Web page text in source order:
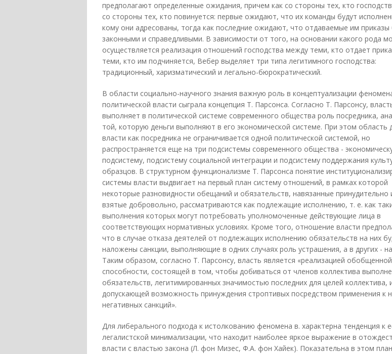
предполагают определенные ожидания, причем как со стороны тех, кто
со стороны тех, кто повинуется: первые ожидают, что их команды будут
кому они адресованы, тогда как последние ожидают, что отдаваемые им приказы
законными и справедливыми. В зависимости от того, на основании какого рода
осуществляется реализация отношений господства между теми, кто отдает
теми, кто им подчиняется, Вебер выделяет три типа легитимного господства:
традиционный, харизматический и легально-бюрократический.
В области социально-научного знания важную роль в концептуализации
политической власти сыграла концепция Т. Парсонса. Согласно Т. Парсонсу,
выполняет в политической системе современного общества роль посредника,
той, которую деньги выполняют в его экономической системе. При этом область
власти как посредника не ограничивается одной политической системой, но
распространяется еще на три подсистемы современного общества -
подсистему, подсистему социальной интеграции и подсистему поддержания
образцов. В структурном функционализме Т. Парсонса понятие
системы власти выдвигает на первый план систему отношений, в рамках которой
некоторые разновидности обещаний и обязательств, навязанные принудительно
взятые добровольно, рассматриваются как подлежащие исполнению, т. е. как
выполнения которых могут потребовать уполномоченные действующие лица в
соответствующих нормативных условиях. Кроме того, отношение власти
что в случае отказа деятелей от подлежащих исполнению обязательств на них
наложены санкции, выполняющие в одних случаях роль устрашения, а в других -
Таким образом, согласно Т. Парсонсу, власть является «реализацией обобщенной
способности, состоящей в том, чтобы добиваться от членов коллектива
обязательств, легитимированных значимостью последних для целей коллектива,
допускающей возможность принуждения строптивых посредством применения к
негативных санкций».
Для либерального подхода к истолкованию феномена в. характерна тенденция к
легалистской минимализации, что находит наиболее яркое выражение в
власти с властью закона (Л. фон Мизес, Ф.А. фон Хайек). Показательна в этом